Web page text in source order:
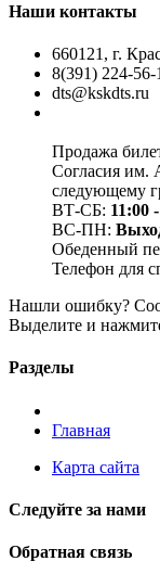
Наши контакты
660121, г.
8(391) 224-
dts@kskdts.ru
Продажа
Согласия им.
следующему
ВТ-СБ: 11:00
ВС-ПН:
Обеденный
Телефон для
Нашли ошибку?
Выделите и
Разделы
Главная
Карта сайта
Следуйте за нами
Обратная связь